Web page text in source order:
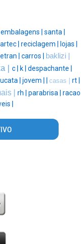
embalagens | santa |
artec | reciclagem |
lojas |
| carros |
baklizi |
| c | k | despachante |
| jovem | casas | rt |
| rh | parabrisa | racao
|